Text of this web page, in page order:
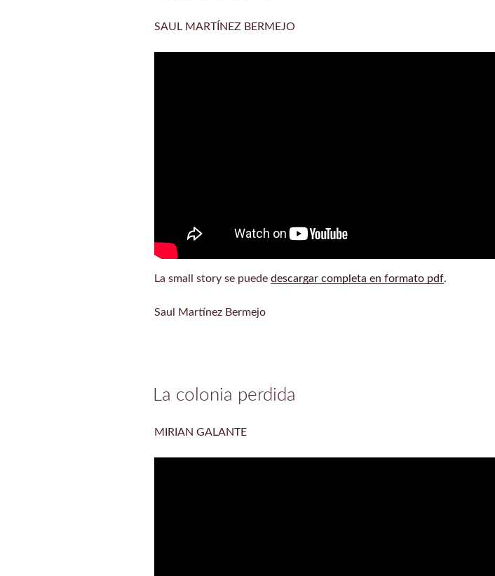
SAUL MARTÍNEZ BERMEJO
La small story se puede descargar completa en formato pdf.
Saul Martínez Bermejo
La colonia perdida
MIRIAN GALANTE